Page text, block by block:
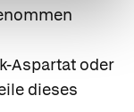
Aspartat oder
dieses